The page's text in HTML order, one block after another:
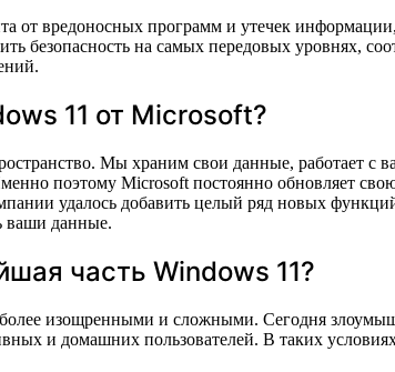
от вредоносных программ и утечек
безопасность на самых передовых уровнях,
11 от Microsoft?
Мы храним свои данные, работает
поэтому Microsoft постоянно обновляет
удалось добавить целый ряд новых
ваши данные.
часть Windows 11?
более изощренными и сложными. Сегодня
и домашних пользователей. В таких